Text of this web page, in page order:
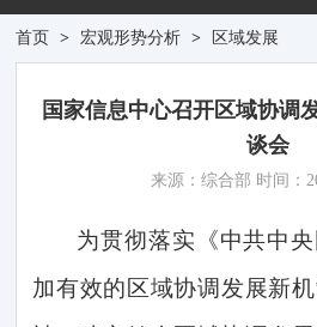
首页 > 宏观形势分析 > 区域发展
国家信息中心召开区域协调
谈会
来源：综合部 时间：
为贯彻落实《中共中
加有效的区域协调发展新